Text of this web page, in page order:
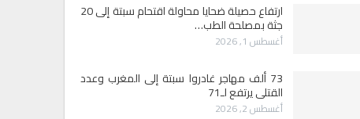
ارتفاع حصيلة ضحايا محاولة اقتحام سبتة إلى 20
جثة بمصلحة الطب…
أغسطس 1, 2026
73 ألف مهاجر غادروا سبتة إلى المغرب وعدد
القتلى يرتفع لـ71
أغسطس 2, 2026